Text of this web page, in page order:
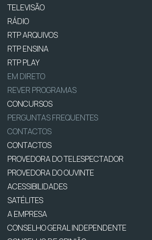
TELEVISÃO
RÁDIO
RTP ARQUIVOS
RTP ENSINA
RTP PLAY
EM DIRETO
REVER PROGRAMAS
CONCURSOS
PERGUNTAS FREQUENTES
CONTACTOS
CONTACTOS
PROVEDORA DO TELESPECTADOR
PROVEDORA DO OUVINTE
ACESSIBILIDADES
SATÉLITES
A EMPRESA
CONSELHO GERAL INDEPENDENTE